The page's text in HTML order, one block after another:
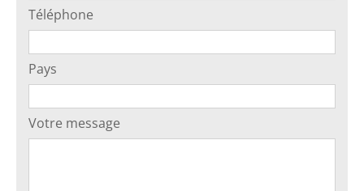
Téléphone
Pays
Votre message